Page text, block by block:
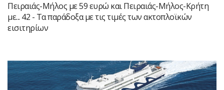
Πειραιάς-Μήλος με 59 ευρώ και Πειραιάς-Μήλος-Κρήτη
με... 42 - Τα παράδοξα με τις τιμές των ακτοπλοϊκών
εισιτηρίων